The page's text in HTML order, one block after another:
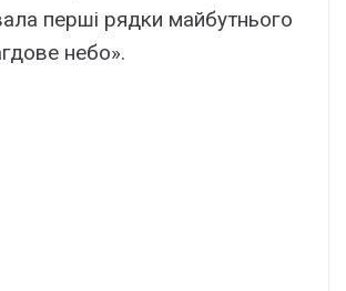
перші рядки майбутнього
небо».